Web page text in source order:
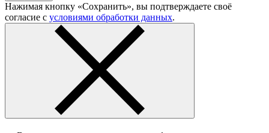
Нажимая кнопку «Сохранить», вы подтверждаете своё
согласие с условиями обработки данных.